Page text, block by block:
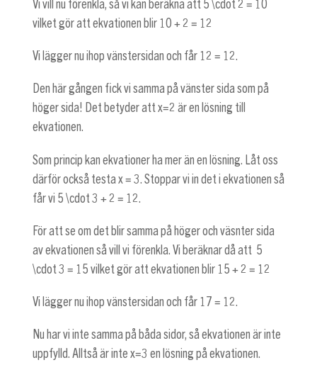
Vi vill nu förenkla, så vi kan beräkna att 5 \cdot 2 = 10
vilket gör att ekvationen blir 10 + 2 = 12
Vi lägger nu ihop vänstersidan och får 12 = 12.
Den här gången fick vi samma på vänster sida som på
höger sida! Det betyder att x=2 är en lösning till
ekvationen.
Som princip kan ekvationer ha mer än en lösning. Låt oss
därför också testa x = 3 . Stoppar vi in det i ekvationen så
får vi 5 \cdot 3 + 2 = 12
För att se om det blir samma på höger och väsnter sida
av ekvationen så vill vi förenkla. Vi beräknar då att 5
\cdot 3 = 15 vilket gör att ekvationen blir 15 + 2 = 12
Vi lägger nu ihop vänstersidan och får 17 = 12.
Nu har vi inte samma på båda sidor, så ekvationen är inte
uppfylld. Alltså är inte x=3 en lösning på ekvationen.